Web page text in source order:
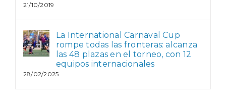
21/10/2019
La International Carnaval Cup
rompe todas las fronteras: alcanza
las 48 plazas en el torneo, con 12
equipos internacionales
28/02/2025